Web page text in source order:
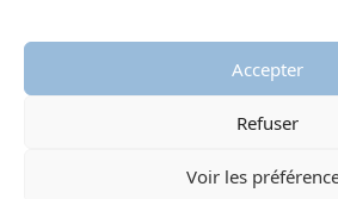
Accepter
Refuser
Voir les
© 2026 Protestantisches